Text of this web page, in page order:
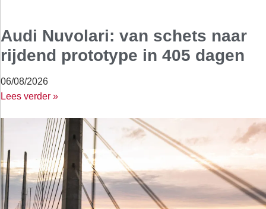
Audi Nuvolari: van schets naar
rijdend prototype in 405 dagen
06/08/2026
Lees verder »